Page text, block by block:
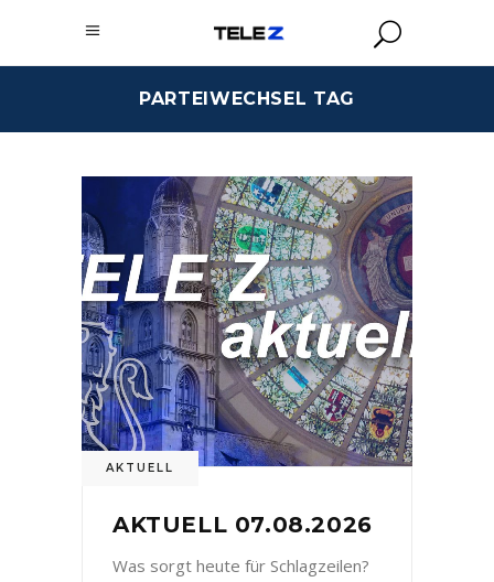
PARTEIWECHSEL TAG
AKTUELL
AKTUELL 07.08.2026
Was sorgt heute für Schlagzeilen?